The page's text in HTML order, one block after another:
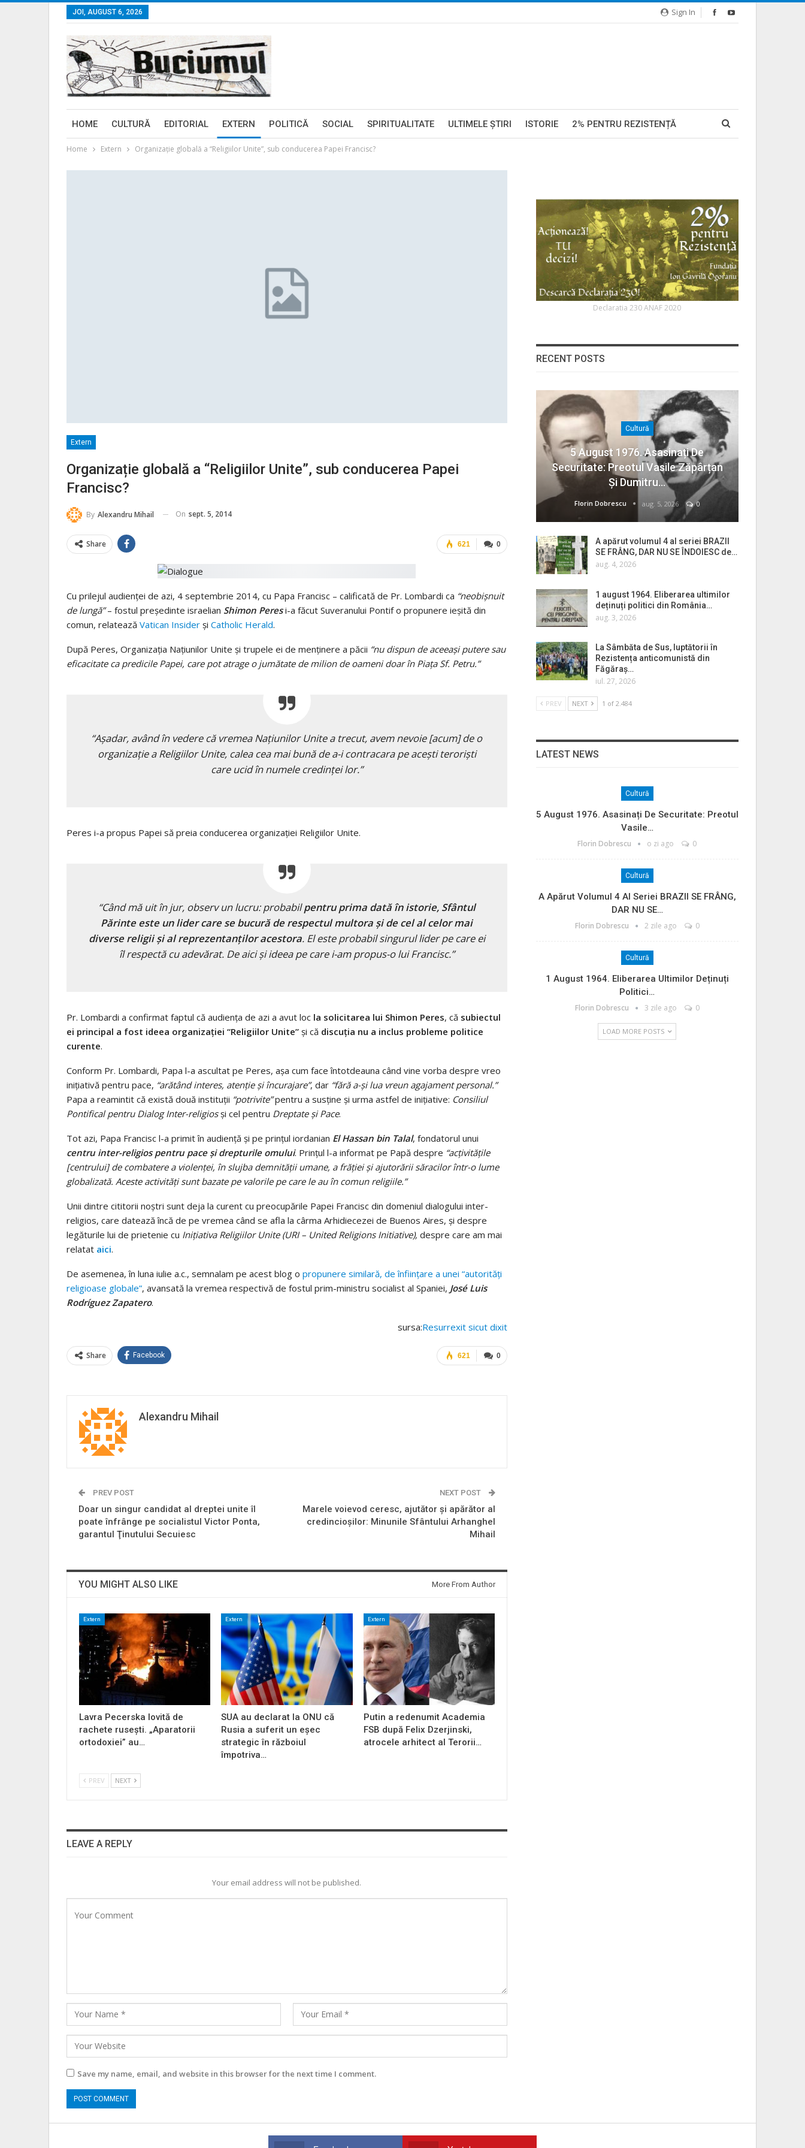
Sign In
JOI, AUGUST 6, 2026
HOME CULTURĂ EDITORIAL EXTERN POLITICĂ SOCIAL SPIRITUALITATE ULTIMELE ŞTIRI ISTORIE 2% PENTRU REZISTENȚĂ
Home Extern Organizație globală a “Religiilor Unite”, sub conducerea Papei Francisc?
Extern
Organizație globală a “Religiilor Unite”, sub conducerea Papei
Francisc?
By Alexandru Mihail On sept. 5, 2014
0
621
Share
Cu prilejul audienței de azi, 4 septembrie 2014, cu Papa Francisc – calificată de Pr. Lombardi ca “neobișnuit
de lungă”– fostul președinte israelian Shimon Peresi-a făcut Suveranului Pontif o propunere ieșită din
comun, relatează Vatican Insider și Catholic Herald.
După Peres, Organizația Națiunilor Unite și trupele ei de menținere a păcii “nu dispun de aceeași putere sau
eficacitate ca predicile Papei, care pot atrage o jumătate de milion de oameni doar în Piața Sf. Petru.”
“Așadar, având în vedere că vremea Națiunilor Unite a trecut, avem nevoie [acum] de o
organizație a Religiilor Unite, calea cea mai bună de a-i contracara pe acești teroriști
care ucid în numele credinței lor.”
Peres i-a propus Papei să preia conducerea organizației Religiilor Unite.
“Când mă uit în jur, observ un lucru: probabilpentru prima dată în istorie, Sfântul
Părinte este un lider care se bucură de respectul multora și de cel al celor mai
diverse religii și al reprezentanților acestora. El este probabil singurul lider pe care ei
îl respectă cu adevărat. De aici și ideea pe care i-am propus-o lui Francisc.”
Pr. Lombardi a confirmat faptul că audiența de azi a avut loc la solicitarea lui Shimon Peres, că subiectul
ei principal a fost ideea organizației “Religiilor Unite” și că discuția nu a inclus probleme politice
curente.
Conform Pr. Lombardi, Papa l-a ascultat pe Peres, așa cum face întotdeauna când vine vorba despre vreo
inițiativă pentru pace, “arătând interes, atenție și încurajare”, dar “fără a-și lua vreun agajament personal.”
Papa a reamintit că există două instituții “potrivite”pentru a susține și urma astfel de inițiative: Consiliul
Pontifical pentru Dialog Inter-religiosși cel pentru Dreptate și Pace.
Tot azi, Papa Francisc l-a primit în audiență și pe prințul iordanian El Hassan bin Talal, fondatorul unui
centru inter-religios pentru pace și drepturile omului. Prințul l-a informat pe Papă despre “acțivitățile
[centrului] de combatere a violenței, în slujba demnității umane, a frăției și ajutorării săracilor într-o lume
globalizată. Aceste activități sunt bazate pe valorile pe care le au în comun religiile.”
Unii dintre cititorii noștri sunt deja la curent cu preocupările Papei Francisc din domeniul dialogului inter-
religios, care datează încă de pe vremea când se afla la cârma Arhidiecezei de Buenos Aires, și despre
legăturile lui de prietenie cu Inițiativa Religiilor Unite (URI – United Religions Initiative), despre care am mai
relatat aici.
De asemenea, în luna iulie a.c., semnalam pe acest blog o propunere similară, de înființare a unei “autorități
religioase globale”, avansată la vremea respectivă de fostul prim-ministru socialist al Spaniei, José Luis
Rodríguez Zapatero.
sursa:Resurrexit sicut dixit
0
621
Share Facebook
Alexandru Mihail
PREV POST
Doar un singur candidat al dreptei unite îl
poate înfrânge pe socialistul Victor Ponta,
garantul Ţinutului Secuiesc
NEXT POST
Marele voievod ceresc, ajutător şi apărător al
credincioşilor: Minunile Sfântului Arhanghel
Mihail
YOU MIGHT ALSO LIKE More From Author
Extern
Lavra Pecerska lovită de
rachete rusești. „Aparatorii
ortodoxiei” au…
Extern
SUA au declarat la ONU că
Rusia a suferit un eșec
strategic în războiul
împotriva…
Extern
Putin a redenumit Academia
FSB după Felix Dzerjinski,
atrocele arhitect al Terorii…
PREV NEXT
LEAVE A REPLY
Your email address will not be published.
Save my name, email, and website in this browser for the next time I comment.
Declaratia 230 ANAF 2020
RECENT POSTS
Cultură
5 August 1976. Asasinați De
Securitate: Preotul Vasile Zăpârțan
Și Dumitru…
Florin Dobrescu aug. 5, 2026 0
A apărut volumul 4 al seriei BRAZII
SE FRÂNG, DAR NU SE ÎNDOIESC de…
aug. 4, 2026
1 august 1964. Eliberarea ultimilor
deținuți politici din România…
aug. 3, 2026
La Sâmbăta de Sus, luptătorii în
Rezistența anticomunistă din
Făgăraș…
iul. 27, 2026
PREV NEXT 1 of 2.484
LATEST NEWS
Cultură
5 August 1976. Asasinați De Securitate: Preotul
Vasile…
Florin Dobrescu o zi ago 0
Cultură
A Apărut Volumul 4 Al Seriei BRAZII SE FRÂNG,
DAR NU SE…
Florin Dobrescu 2 zile ago 0
Cultură
1 August 1964. Eliberarea Ultimilor Deținuți
Politici…
Florin Dobrescu 3 zile ago 0
LOAD MORE POSTS